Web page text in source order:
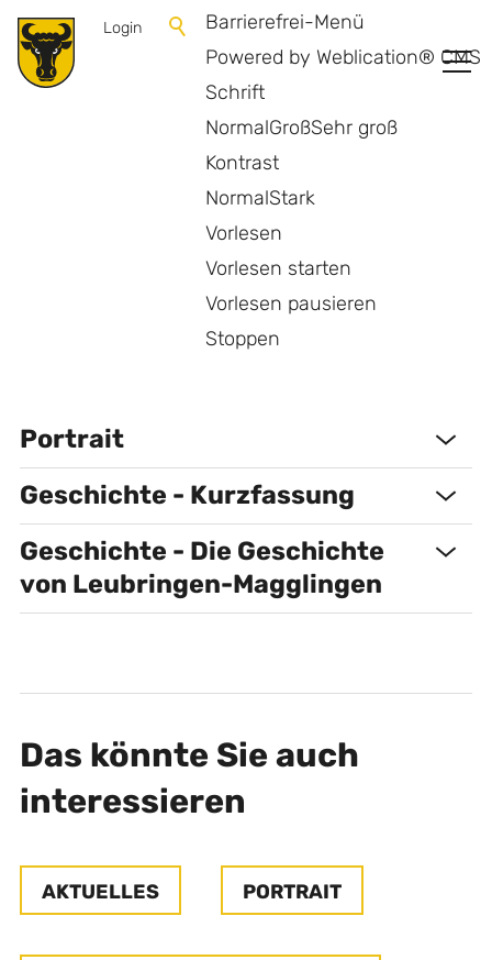
Barrierefrei-Menü
Powered by Weblication® CMS
Schrift
NormalGroßSehr groß
Kontrast
NormalStark
Vorlesen
Vorlesen starten
Vorlesen pausieren
Stoppen
Login
Portrait
Geschichte - Kurzfassung
Geschichte - Die Geschichte
von Leubringen-Magglingen
Das könnte Sie auch
interessieren
AKTUELLES PORTRAIT